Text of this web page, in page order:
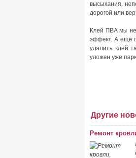
высыхания,
дорогой или
Клей ПВА мы не
эффект. А ещё с
удалить клей
уложен уже
Другие
Ремонт